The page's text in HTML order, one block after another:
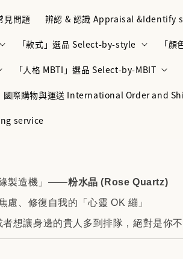
見問題 辨認 & 認識 Appraisal &Identify
「款式」選品 Select-by-style 「
「人格 MBTI」選品 Select-by-MBIT
國際購物與運送 International Order and
service
緣製造機」——粉水晶 (Rose Quartz)
慮、修復自我的「心靈 OK 繃」
想讓身邊的貴人多到排隊，絕對是你